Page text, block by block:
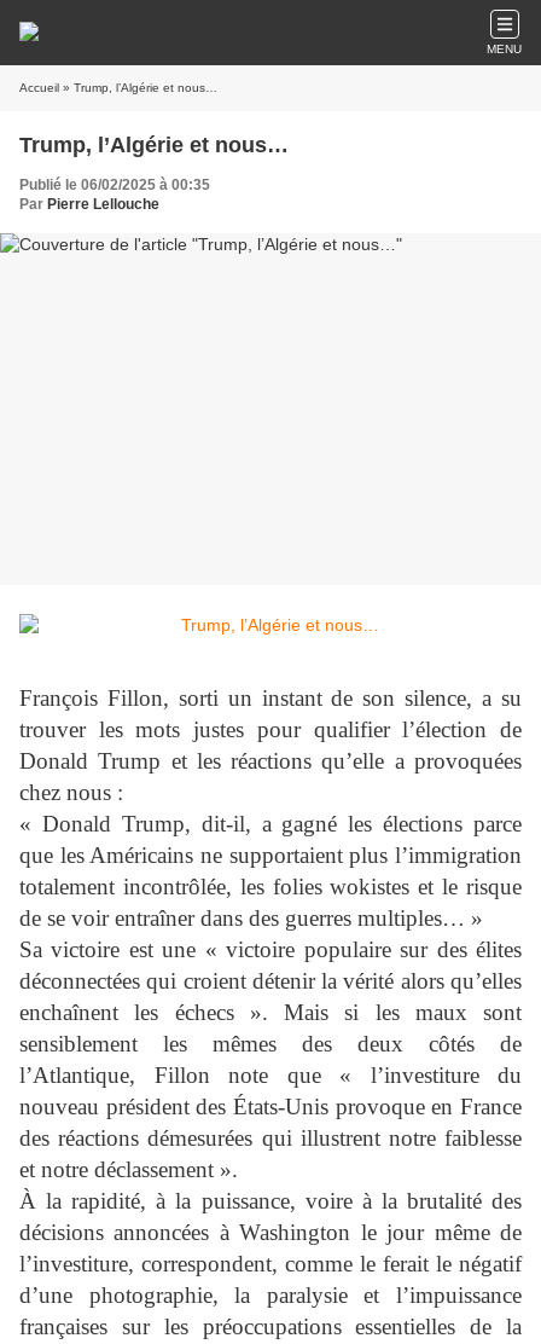
MENU
Accueil » Trump, l’Algérie et nous…
Trump, l’Algérie et nous…
Publié le 06/02/2025 à 00:35
Par Pierre Lellouche
François Fillon, sorti un instant de son silence, a su
trouver les mots justes pour qualifier l’élection de
Donald Trump et les réactions qu’elle a provoquées
chez nous :
« Donald Trump, dit-il, a gagné les élections parce
que les Américains ne supportaient plus l’immigration
totalement incontrôlée, les folies wokistes et le risque
de se voir entraîner dans des guerres multiples… »
Sa victoire est une « victoire populaire sur des élites
déconnectées qui croient détenir la vérité alors qu’elles
enchaînent les échecs ». Mais si les maux sont
sensiblement les mêmes des deux côtés de
l’Atlantique, Fillon note que « l’investiture du
nouveau président des États-Unis provoque en France
des réactions démesurées qui illustrent notre faiblesse
et notre déclassement ».
À la rapidité, à la puissance, voire à la brutalité des
décisions annoncées à Washington le jour même de
l’investiture, correspondent, comme le ferait le négatif
d’une photographie, la paralysie et l’impuissance
françaises sur les préoccupations essentielles de la